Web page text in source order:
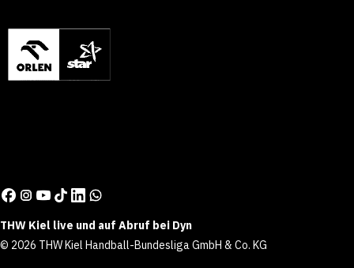
THW Kiel live und auf Abruf bei Dyn
© 2026 THW Kiel Handball-Bundesliga GmbH & Co. KG